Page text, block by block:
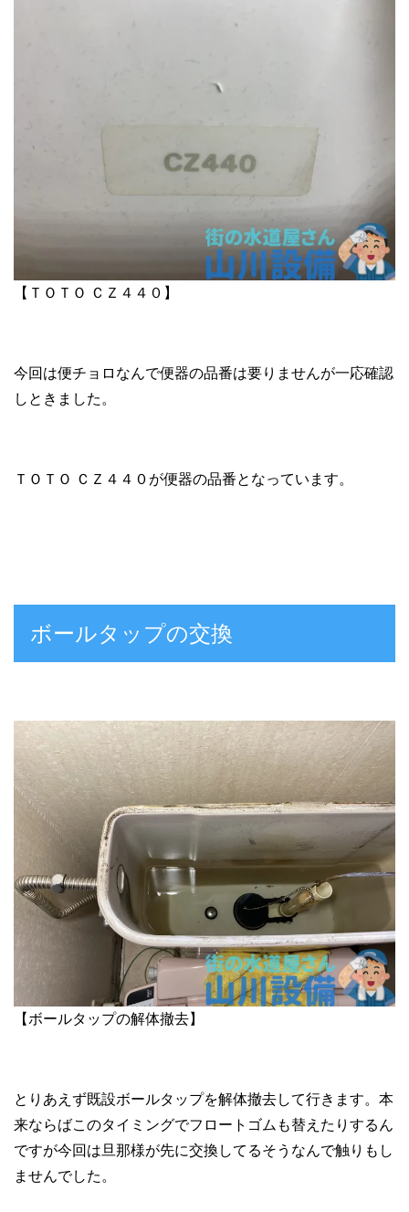
【ＴＯＴＯ ＣＺ４４０】
今回は便チョロなんで便器の品番は要りませんが一応確認
しときました。
ＴＯＴＯ ＣＺ４４０が便器の品番となっています。
ボールタップの交換
【ボールタップの解体撤去】
とりあえず既設ボールタップを解体撤去して行きます。本
来ならばこのタイミングでフロートゴムも替えたりするん
ですが今回は旦那様が先に交換してるそうなんで触りもし
ませんでした。